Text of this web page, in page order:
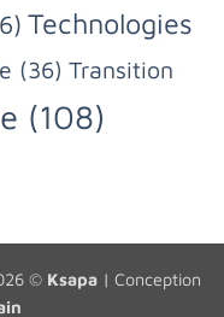
Technologies
(36) Transition
(108)
© Ksapa| Conception